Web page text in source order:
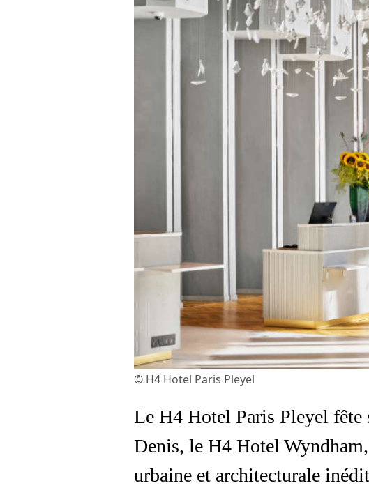
© H4 Hotel Paris Pleyel
Le H4 Hotel Paris Pleyel fête
Denis, le H4 Hotel
urbaine et architecturale